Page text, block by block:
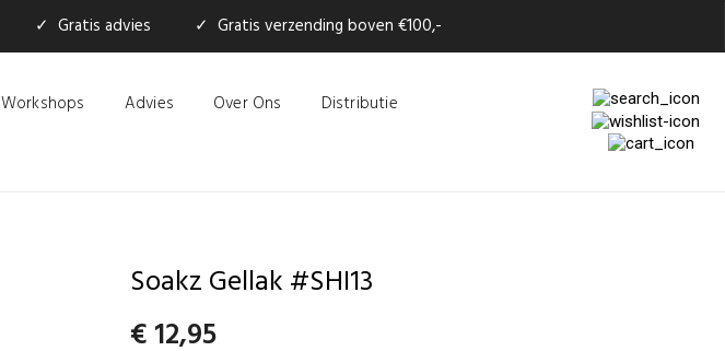
✓ Gratis advies ✓ Gratis verzending boven €100,-
Workshops Advies Over Ons Distributie
Soakz Gellak #SHI13
€12,95